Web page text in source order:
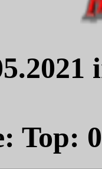
Top: 0